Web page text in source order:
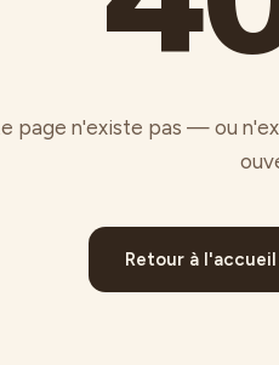
page n'existe pas — ou
Retour à l'accueil